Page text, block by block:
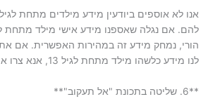
הורי, נמחק מידע זה במהירות האפשרית. אם
לנו מידע כלשהו מילד מתחת לגיל 13, אנא צרו איתנו קשר.
**6. שליטה בתכונת "אל תעקוב"**